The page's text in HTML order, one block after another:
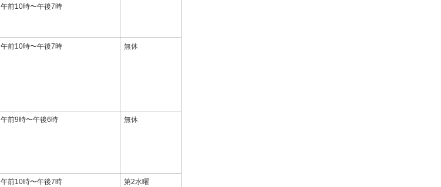
午前10時〜午後7時
午前10時〜午後7時 無休
午前9時〜午後6時 無休
午前10時〜午後7時 第2水曜